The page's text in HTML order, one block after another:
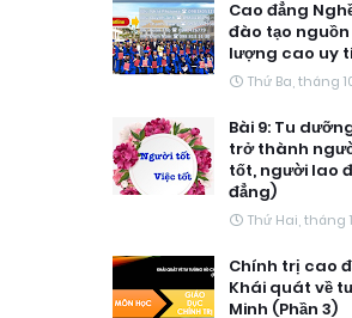
Cao đẳng
đào tạo
lượng cao uy
Thứ Ba, tháng
Bài 9: Tu
trở thành
tốt, người lao
đẳng)
Thứ Hai, tháng
Chính trị cao
Khái quát về
Minh (Phần 3)